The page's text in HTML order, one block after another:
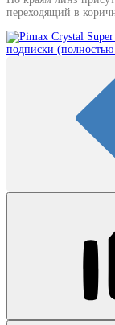
переходящий в